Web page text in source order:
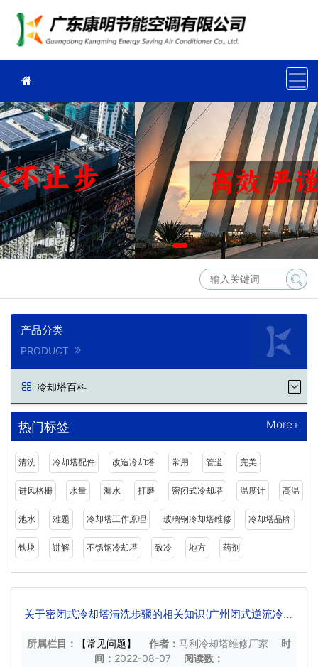
产品分类
PRODUCT
冷却塔百科
热门标签 More+
清洗 冷却塔配件 改造冷却塔 常用 管道 完美
进风格栅 水量 漏水 打磨 密闭式冷却塔 温度计 高温
池水 难题 冷却塔工作原理 玻璃钢冷却塔维修 冷却塔品牌
铁块 讲解 不锈钢冷却塔 致冷 地方 药剂
关于密闭式冷却塔清洗步骤的相关知识(广州闭式逆流冷却
所属栏目： 【常见问题】 作者： 马利冷却塔维修厂家
时
间： 2022-08-07 阅读数：